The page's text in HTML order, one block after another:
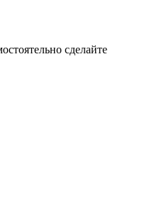
сделайте